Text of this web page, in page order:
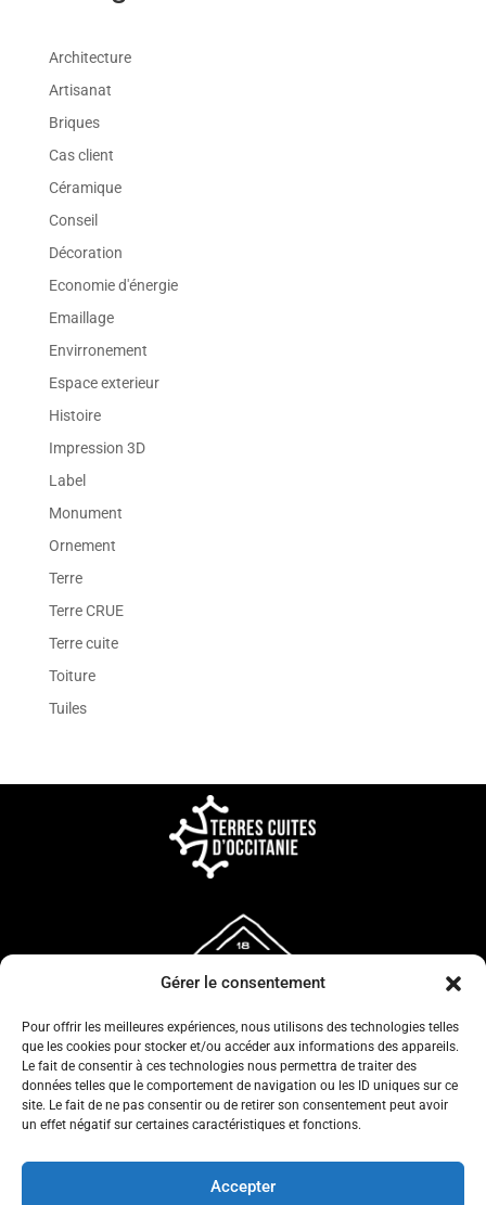
Gérer le consentement
Pour offrir les meilleures expériences, nous utilisons des technologies telles
que les cookies pour stocker et/ou accéder aux informations des appareils.
Le fait de consentir à ces technologies nous permettra de traiter des
données telles que le comportement de navigation ou les ID uniques sur ce
site. Le fait de ne pas consentir ou de retirer son consentement peut avoir
un effet négatif sur certaines caractéristiques et fonctions.
Accepter
Architecture
Artisanat
Briques
Cas client
Céramique
Conseil
Décoration
Economie d'énergie
Emaillage
Envirronement
Espace exterieur
Histoire
Impression 3D
Label
Monument
Ornement
Terre
Terre CRUE
Terre cuite
Toiture
Tuiles